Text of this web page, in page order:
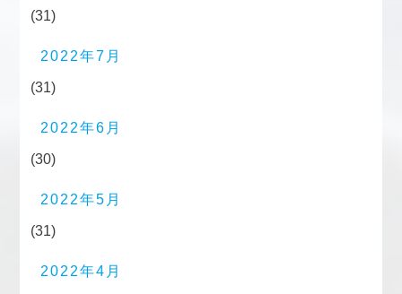
(31)
2022年7月
(31)
2022年6月
(30)
2022年5月
(31)
2022年4月